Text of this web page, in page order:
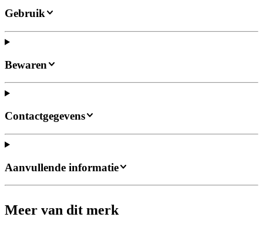
Gebruik
Bewaren
Contactgegevens
Aanvullende informatie
Meer van dit merk